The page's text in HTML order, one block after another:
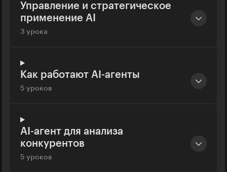
Управление и стратегическое
применение AI
3 урока
Как работают AI-агенты
5 уроков
AI-агент для анализа
конкурентов
5 уроков